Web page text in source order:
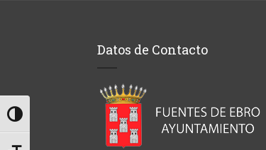
Alternar alto contraste
Datos de Contacto